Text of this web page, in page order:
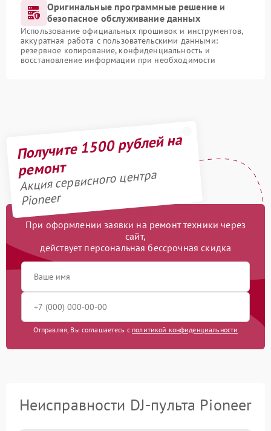
Оригинальные программные решение и
безопасное обслуживание данных
Использование официальных прошивок и инструментов,
аккуратная работа с пользовательскими данными:
резервное копирование, конфиденциальность и
восстановление информации при необходимости
Получите 1500 рублей на
ремонт
Акция сервисного центра
Pioneer
При оформлении заявки на ремонт техники через
сайт,
действует персональная бессрочная скидка
Отправляя, Вы соглашаетесь с политикой конфиденциальности
Неисправности DJ-пульта Pioneer